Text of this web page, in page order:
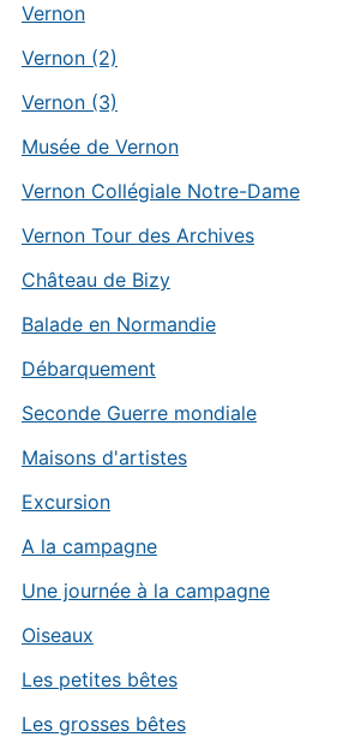
Vernon
Vernon (2)
Vernon (3)
Musée de Vernon
Vernon Collégiale Notre-Dame
Vernon Tour des Archives
Château de Bizy
Balade en Normandie
Débarquement
Seconde Guerre mondiale
Maisons d'artistes
Excursion
A la campagne
Une journée à la campagne
Oiseaux
Les petites bêtes
Les grosses bêtes